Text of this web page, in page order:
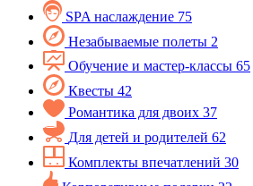
SPA наслаждение 75
Незабываемые полеты 2
Обучение и мастер-классы 65
Квесты 42
Романтика для двоих 37
Для детей и родителей 62
Комплекты впечатлений 30